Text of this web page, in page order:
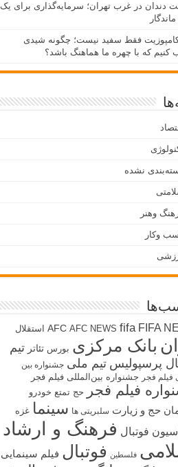
دندان در غرب تهران؛ سرمایه‌گذاری برای یک
فقط سفید نیست؛ چگونه شیدی
کنیم که با چهره ما هماهنگ باشد؟
نشده
وهنر
وکار
AFC AFC NEWS fifa FIFA استقلال
بانک مرکزی بورس تئاتر تیم
پرسپولیس تیم ملی جشنواره بین
فیلم فجر جشنواره بین‌المللی فیلم فجر
فیلم فجر حج تمتع خودرو
حج و زیارت سلبریتی ها سینما غزه
فوتبال فرهنگ و ارشاد
فلسطین فوتبال فیلم سینمایی